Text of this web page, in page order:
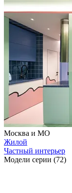
Москва и МО
Жилой
Частный интерьер
Модели серии (72)